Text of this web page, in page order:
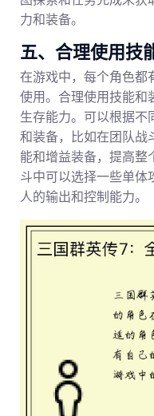
力和装备。
五、合理使用技
在游戏中，每个角色都
使用。合理使用技能和
生存能力。可以根据不
和装备，比如在团队战
能和增益装备，提高整
斗中可以选择一些单体
人的输出和控制能力。